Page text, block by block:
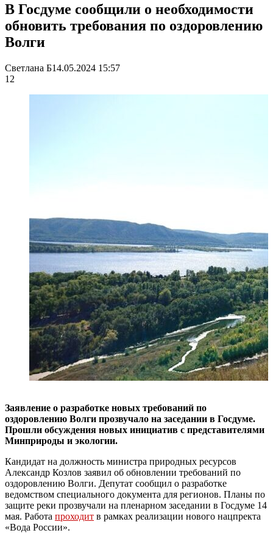
В Госдуме сообщили о необходимости
обновить требования по оздоровлению
Волги
Светлана Б14.05.2024 15:57
12
Заявление о разработке новых требований по
оздоровлению Волги прозвучало на заседании в Госдуме.
Прошли обсуждения новых инициатив с представителями
Минприроды и экологии.
Кандидат на должность министра природных ресурсов
Александр Козлов заявил об обновлении требований по
оздоровлению Волги. Депутат сообщил о разработке
ведомством специального документа для регионов. Планы по
защите реки прозвучали на пленарном заседании в Госдуме 14
мая. Работа проходит в рамках реализации нового нацпректа
«Вода России».